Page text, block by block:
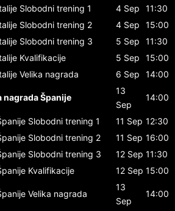
Slobodni trening 1 4 Sep
11:30
Slobodni trening 2 4 Sep
15:00
Slobodni trening 3 5 Sep
11:30
Kvalifikacije 5 Sep
15:00
Velika nagrada 6 Sep 14:00
nagrada Španije
13
Sep
14:00
Slobodni trening 1 11 Sep 12:30
Slobodni trening 2 11 Sep 16:00
Slobodni trening 3 12 Sep 11:30
Kvalifikacije 12 Sep 15:00
Velika nagrada
13
Sep
14:00